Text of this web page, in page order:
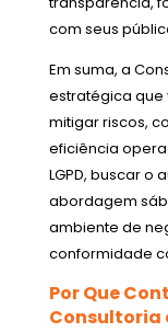
com seus
Em suma, a
estratégica que
mitigar riscos,
eficiência
LGPD, buscar o
abordagem
ambiente de
conformidade
Por Que
Consultoria